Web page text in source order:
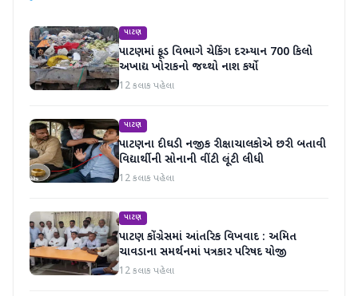
પાટણ
પાટણમાં ફૂડ વિભાગે ચેકિંગ દરમ્યાન 700 કિલો
અખાદ્ય ખોરાકનો જથ્થો નાશ કર્યો
12 કલાક પહેલા
પાટણ
પાટણના દીઘડી નજીક રીક્ષાચાલકોએ છરી બતાવી
વિદ્યાર્થીની સોનાની વીંટી લૂંટી લીધી
12 કલાક પહેલા
પાટણ
પાટણ કોંગ્રેસમાં આંતરિક વિખવાદ : અમિત
ચાવડાના સમર્થનમાં પત્રકાર પરિષદ યોજી
12 કલાક પહેલા